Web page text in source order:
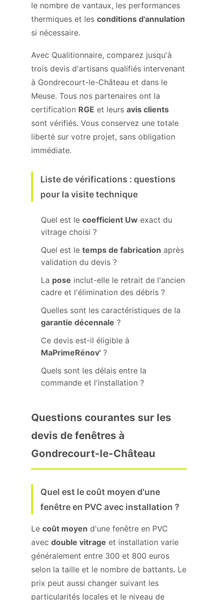
le nombre de vantaux, les performances
thermiques et les conditions d'annulation
si nécessaire.
Avec Qualitionnaire, comparez jusqu'à
trois devis d'artisans qualifiés intervenant
à Gondrecourt-le-Château et dans le
Meuse. Tous nos partenaires ont la
certification RGE et leurs avis clients
sont vérifiés. Vous conservez une totale
liberté sur votre projet, sans obligation
immédiate.
Liste de vérifications : questions
pour la visite technique
Quel est le coefficient Uw exact du
vitrage choisi ?
Quel est le temps de fabrication après
validation du devis ?
La pose inclut-elle le retrait de l'ancien
cadre et l'élimination des débris ?
Quelles sont les caractéristiques de la
garantie décennale ?
Ce devis est-il éligible à
MaPrimeRénov' ?
Quels sont les délais entre la
commande et l'installation ?
Questions courantes sur les
devis de fenêtres à
Gondrecourt-le-Château
Quel est le coût moyen d'une
fenêtre en PVC avec installation ?
Le coût moyen d'une fenêtre en PVC
avec double vitrage et installation varie
généralement entre 300 et 800 euros
selon la taille et le nombre de battants. Le
prix peut aussi changer suivant les
particularités locales et le niveau de